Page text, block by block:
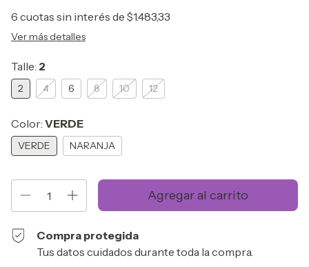
6 cuotas sin interés de $1.483,33
Ver más detalles
Talle: 2
2 4 6 8 10 12
Color: VERDE
VERDE NARANJA
Compra protegida
Tus datos cuidados durante toda la compra.